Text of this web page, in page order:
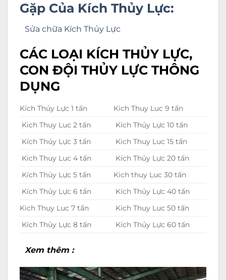
Gặp Của Kích Thủy Lực:
Sửa chữa Kích Thủy Lực
CÁC LOẠI KÍCH THỦY LỰC,
CON ĐỘI THỦY LỰC THÔNG
DỤNG
Kích Thủy Lực 1 tấn
Kich Thuy Luc 9 tấn
Kich Thuy Luc 2 tấn
Kích Thủy Lực 10 tấn
Kích Thủy Lực 3 tấn
Kich Thuy Luc 15 tấn
Kich Thuy Luc 4 tấn
Kích Thủy Lực 20 tấn
Kích Thủy Lực 5 tấn
Kich thuy Luc 30 tấn
Kích Thủy Lực 6 tấn
Kích Thủy Lực 40 tấn
Kich Thuy Luc 7 tấn
Kich Thuy Luc 50 tấn
Kích Thủy Lực 8 tấn
Kích Thủy Lực 60 tấn
Xem thêm :